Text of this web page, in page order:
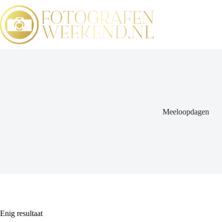
naar
de
inhoud
Meeloopdagen
Enig resultaat